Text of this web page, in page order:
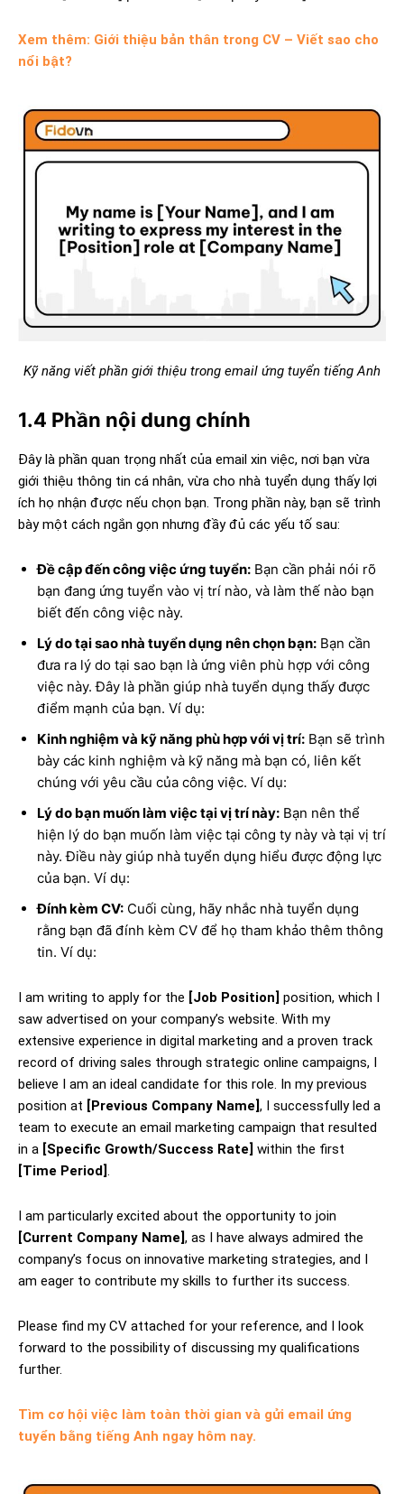
Xem thêm: Giới thiệu bản thân trong CV – Viết sao cho
nổi bật?
Kỹ năng viết phần giới thiệu trong email ứng tuyển tiếng Anh
1.4 Phần nội dung chính
Đây là phần quan trọng nhất của email xin việc, nơi bạn vừa
giới thiệu thông tin cá nhân, vừa cho nhà tuyển dụng thấy lợi
ích họ nhận được nếu chọn bạn. Trong phần này, bạn sẽ trình
bày một cách ngắn gọn nhưng đầy đủ các yếu tố sau:
Đề cập đến công việc ứng tuyển: Bạn cần phải nói rõ
bạn đang ứng tuyển vào vị trí nào, và làm thế nào bạn
biết đến công việc này.
Lý do tại sao nhà tuyển dụng nên chọn bạn: Bạn cần
đưa ra lý do tại sao bạn là ứng viên phù hợp với công
việc này. Đây là phần giúp nhà tuyển dụng thấy được
điểm mạnh của bạn. Ví dụ:
Kinh nghiệm và kỹ năng phù hợp với vị trí: Bạn sẽ trình
bày các kinh nghiệm và kỹ năng mà bạn có, liên kết
chúng với yêu cầu của công việc. Ví dụ:
Lý do bạn muốn làm việc tại vị trí này: Bạn nên thể
hiện lý do bạn muốn làm việc tại công ty này và tại vị trí
này. Điều này giúp nhà tuyển dụng hiểu được động lực
của bạn. Ví dụ:
Đính kèm CV: Cuối cùng, hãy nhắc nhà tuyển dụng
rằng bạn đã đính kèm CV để họ tham khảo thêm thông
tin. Ví dụ:
I am writing to apply for the [Job Position] position, which I
saw advertised on your company’s website. With my
extensive experience in digital marketing and a proven track
record of driving sales through strategic online campaigns, I
believe I am an ideal candidate for this role. In my previous
position at [Previous Company Name], I successfully led a
team to execute an email marketing campaign that resulted
in a [Specific Growth/Success Rate] within the first
[Time Period].
I am particularly excited about the opportunity to join
[Current Company Name], as I have always admired the
company’s focus on innovative marketing strategies, and I
am eager to contribute my skills to further its success.
Please find my CV attached for your reference, and I look
forward to the possibility of discussing my qualifications
further.
Tìm cơ hội việc làm toàn thời gian và gửi email ứng
tuyển bằng tiếng Anh ngay hôm nay.